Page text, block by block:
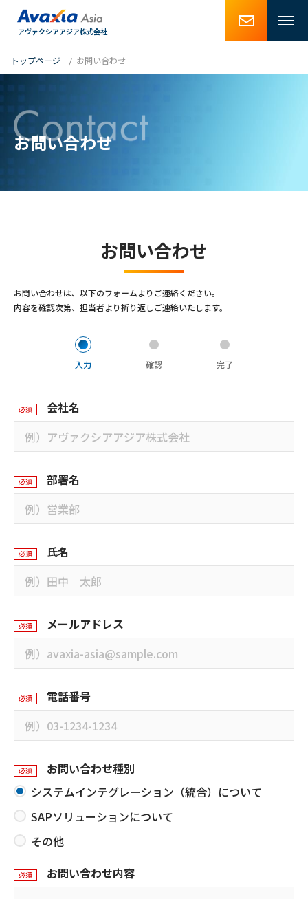
アヴァクシアアジア株式会社
トップページ お問い合わせ
お問い合わせ
お問い合わせ
お問い合わせは、以下のフォームよりご連絡ください。
内容を確認次第、担当者より折り返しご連絡いたします。
入力 確認 完了
必須 会社名
必須 部署名
必須 氏名
必須 メールアドレス
必須 電話番号
必須
お問い合わせ種別
システムインテグレーション（統合）について
SAPソリューションについて
その他
必須 お問い合わせ内容